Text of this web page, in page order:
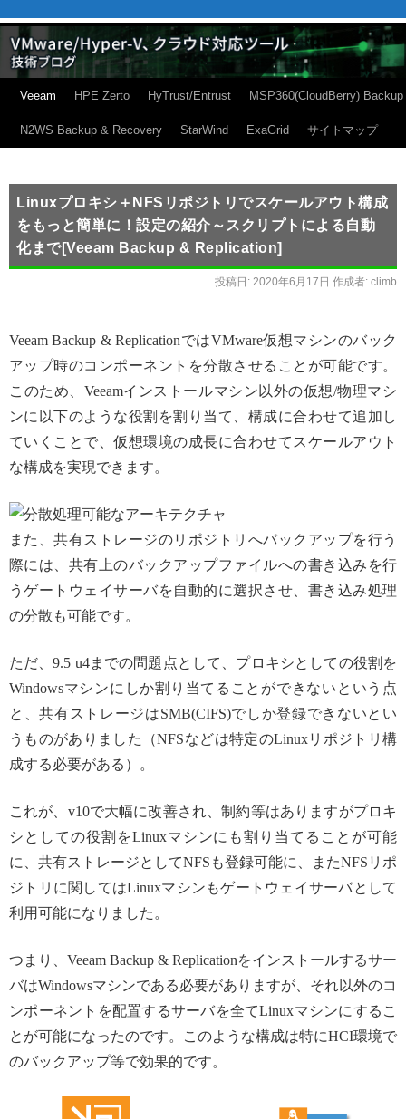
Veeam HPE Zerto HyTrust/Entrust MSP360(CloudBerry) Backup
N2WS Backup & Recovery StarWind ExaGrid サイトマップ
Linuxプロキシ＋NFSリポジトリでスケールアウト構成
をもっと簡単に！設定の紹介～スクリプトによる自動
化まで[Veeam Backup & Replication]
投稿日: 2020年6月17日 作成者: climb
Veeam Backup & ReplicationではVMware仮想マシンのバック
アップ時のコンポーネントを分散させることが可能です。
このため、Veeamインストールマシン以外の仮想/物理マシ
ンに以下のような役割を割り当て、構成に合わせて追加し
ていくことで、仮想環境の成長に合わせてスケールアウト
な構成を実現できます。
また、共有ストレージのリポジトリへバックアップを行う
際には、共有上のバックアップファイルへの書き込みを行
うゲートウェイサーバを自動的に選択させ、書き込み処理
の分散も可能です。
ただ、9.5 u4までの問題点として、プロキシとしての役割を
Windowsマシンにしか割り当てることができないという点
と、共有ストレージはSMB(CIFS)でしか登録できないとい
うものがありました（NFSなどは特定のLinuxリポジトリ構
成する必要がある）。
これが、v10で大幅に改善され、制約等はありますがプロキ
シとしての役割をLinuxマシンにも割り当てることが可能
に、共有ストレージとしてNFSも登録可能に、またNFSリポ
ジトリに関してはLinuxマシンもゲートウェイサーバとして
利用可能になりました。
つまり、Veeam Backup & Replicationをインストールするサー
バはWindowsマシンである必要がありますが、それ以外のコ
ンポーネントを配置するサーバを全てLinuxマシンにするこ
とが可能になったのです。このような構成は特にHCI環境で
のバックアップ等で効果的です。